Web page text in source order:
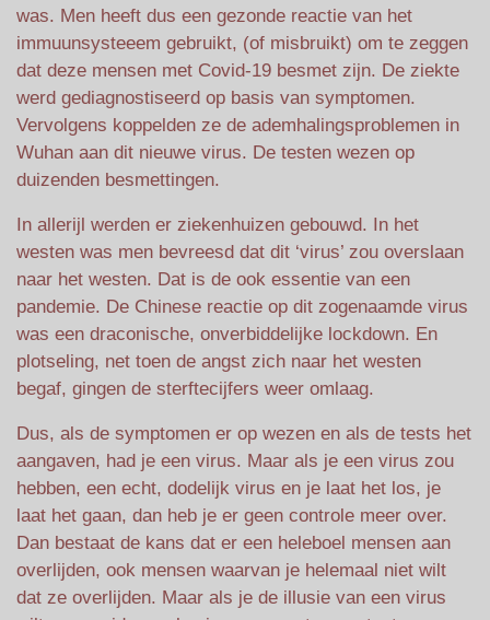
was. Men heeft dus een gezonde reactie van het
immuunsysteeem gebruikt, (of misbruikt) om te zeggen
dat deze mensen met Covid-19 besmet zijn. De ziekte
werd gediagnostiseerd op basis van symptomen.
Vervolgens koppelden ze de ademhalingsproblemen in
Wuhan aan dit nieuwe virus. De testen wezen op
duizenden besmettingen.
In allerijl werden er ziekenhuizen gebouwd. In het
westen was men bevreesd dat dit ‘virus’ zou overslaan
naar het westen. Dat is de ook essentie van een
pandemie. De Chinese reactie op dit zogenaamde virus
was een draconische, onverbiddelijke lockdown. En
plotseling, net toen de angst zich naar het westen
begaf, gingen de sterftecijfers weer omlaag.
Dus, als de symptomen er op wezen en als de tests het
aangaven, had je een virus. Maar als je een virus zou
hebben, een echt, dodelijk virus en je laat het los, je
laat het gaan, dan heb je er geen controle meer over.
Dan bestaat de kans dat er een heleboel mensen aan
overlijden, ook mensen waarvan je helemaal niet wilt
dat ze overlijden. Maar als je de illusie van een virus